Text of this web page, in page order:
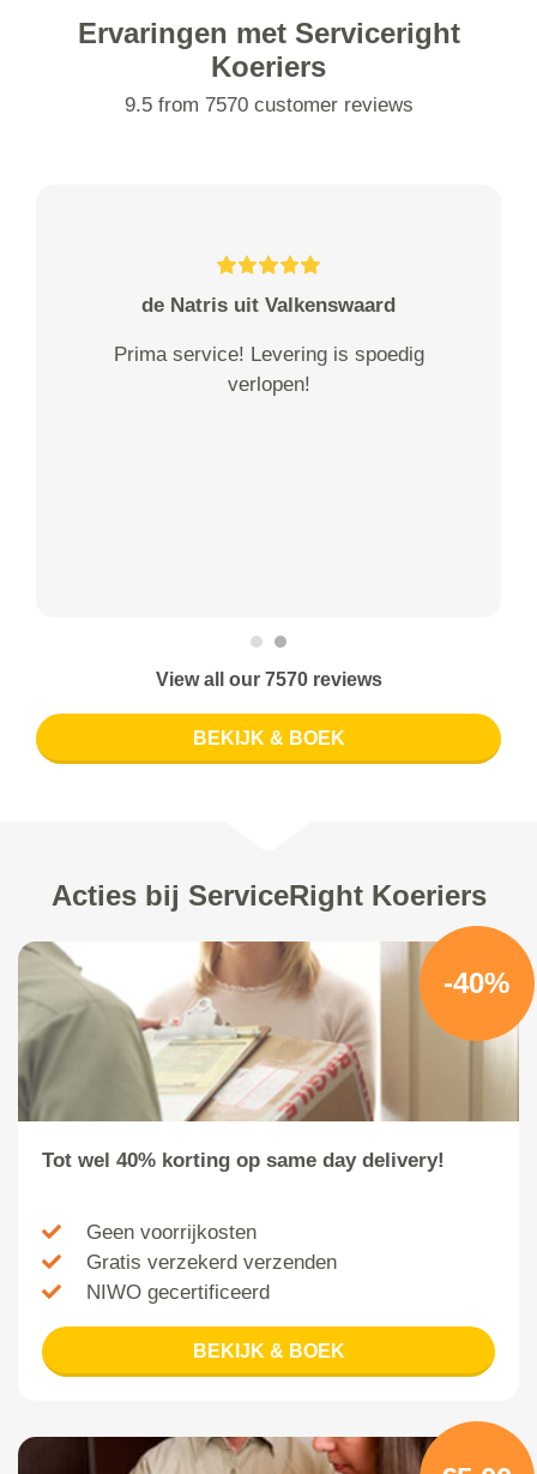
Ervaringen met Serviceright
Koeriers
9.5 from 7570 customer reviews
de Natris uit Valkenswaard
Prima service! Levering is spoedig
verlopen!
View all our 7570 reviews
BEKIJK & BOEK
Acties bij ServiceRight Koeriers
-40%
Tot wel 40% korting op same day delivery!
Geen voorrijkosten
Gratis verzekerd verzenden
NIWO gecertificeerd
BEKIJK & BOEK